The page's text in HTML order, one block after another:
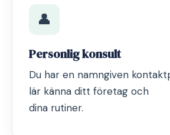
👤
Personlig konsult
Du har en namngiven
lär känna ditt företag och
dina rutiner.